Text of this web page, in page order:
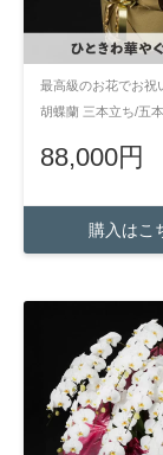
最高級のお花でお祝
胡蝶蘭 三本立ち/五
88,000円
購入はこ